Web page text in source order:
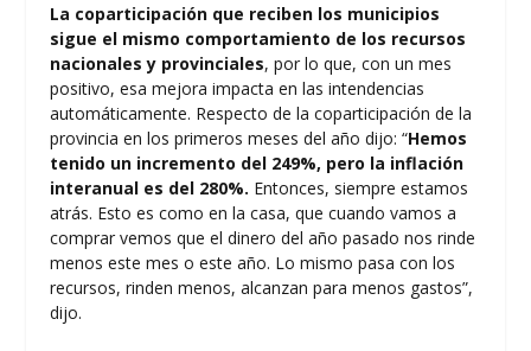
La coparticipación que reciben los municipios
sigue el mismo comportamiento de los recursos
nacionales y provinciales, por lo que, con un mes
positivo, esa mejora impacta en las intendencias
automáticamente. Respecto de la coparticipación de la
provincia en los primeros meses del año dijo: “Hemos
tenido un incremento del 249%, pero la inflación
interanual es del 280%. Entonces, siempre estamos
atrás. Esto es como en la casa, que cuando vamos a
comprar vemos que el dinero del año pasado nos rinde
menos este mes o este año. Lo mismo pasa con los
recursos, rinden menos, alcanzan para menos gastos”,
dijo.